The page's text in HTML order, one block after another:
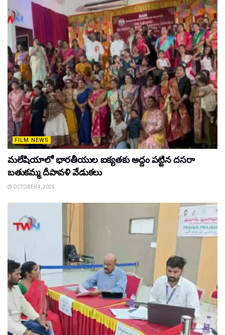
FILM NEWS
మలేషియాలో భారతీయుల ఐక్యతకు అద్దం పట్టిన దసరా
బతుకమ్మ దీపావళి వేడుకలు
OCTOBER 4, 2025